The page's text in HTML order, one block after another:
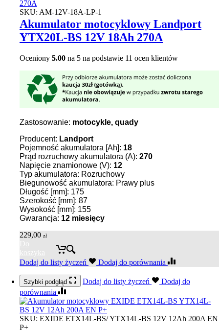
SKU: AM-12V-18A-LP-1
Akumulator motocyklowy Landport
YTX20L-BS 12V 18Ah 270A
Oceniony 5.00 na 5 na podstawie 11 ocen klientów
Zastosowanie: motocykle, quady
Producent: Landport
Pojemność akumulatora [Ah]: 18
Prąd rozruchowy akumulatora (A): 270
Napięcie znamionowe (V): 12
Typ akumulatora: Rozruchowy
Biegunowość akumulatora: Prawy plus
Długość [mm]: 175
Szerokość [mm]: 87
Wysokość [mm]: 155
Gwarancja: 12 miesięcy
229,00 zł
Do
koszyka
Dodaj do listy życzeń
Dodaj do porównania
Szybki podgląd Dodaj do listy życzeń
Dodaj do
porównania
SKU: EXIDE ETX14L-BS/ YTX14L-BS 12V 12Ah 200A EN
P+